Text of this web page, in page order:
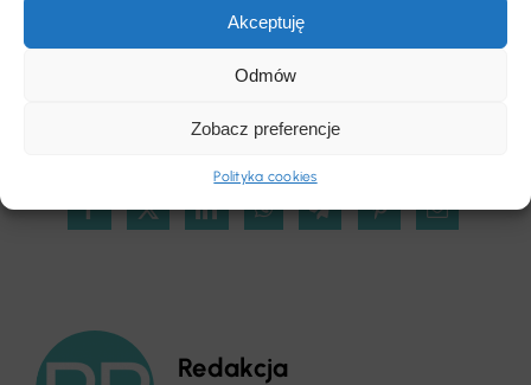
Akceptuję
Odmów
Zobacz preferencje
Polityka cookies
SHARE
Redakcja